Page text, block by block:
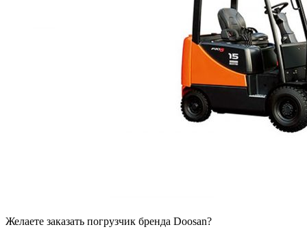
Желаете заказать погрузчик бренда Doosan?